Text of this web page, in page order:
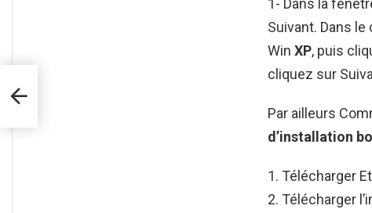
Suivant. Dans
Win XP, puis
cliquez sur
Par ailleurs
d’installation
Télécharger
Télécharger